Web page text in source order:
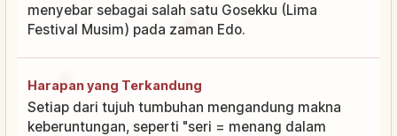
menyebar sebagai salah satu Gosekku (Lima
Festival Musim) pada zaman Edo.
Harapan yang Terkandung
Setiap dari tujuh tumbuhan mengandung makna
keberuntungan, seperti "seri = menang dalam